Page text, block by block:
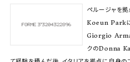
ペルージャを
Koeun Parkに
Giorgio
クのDonna